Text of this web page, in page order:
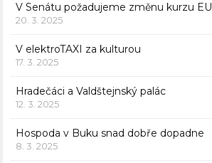
V Senátu požadujeme změnu kurzu EU
20. 3. 2025
V elektroTAXI za kulturou
17. 3. 2025
Hradečáci a Valdštejnský palác
12. 3. 2025
Hospoda v Buku snad dobře dopadne
8. 3. 2025